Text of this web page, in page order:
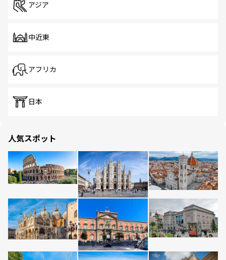
アジア
中近東
アフリカ
日本
人気スポット